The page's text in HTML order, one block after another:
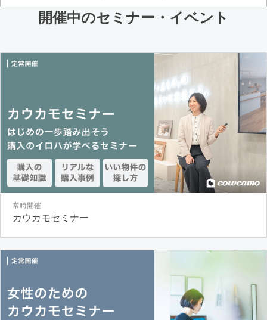
開催中のセミナー・イベント
常時開催
カウカモセミナー